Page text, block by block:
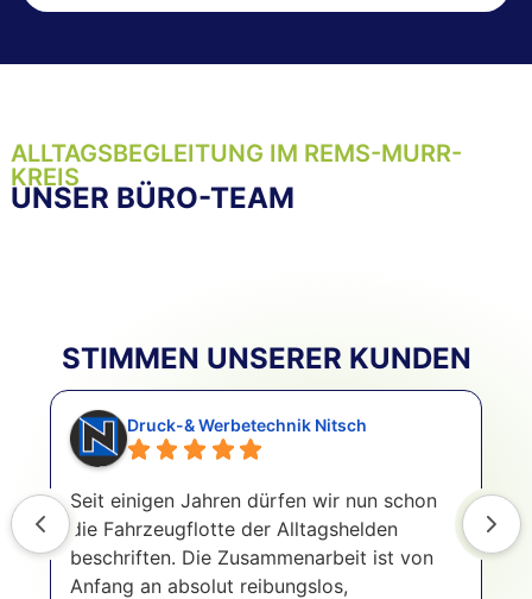
ALLTAGSBEGLEITUNG IM REMS-MURR-
KREIS
UNSER BÜRO-TEAM
STIMMEN UNSERER KUNDEN
Druck-& Werbetechnik Nitsch
Seit einigen Jahren dürfen wir nun schon
die Fahrzeugflotte der Alltagshelden
beschriften. Die Zusammenarbeit ist von
Anfang an absolut reibungslos,